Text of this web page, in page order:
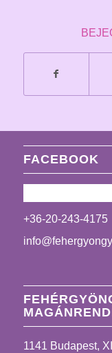
FACEBOOK
+36-20-243-4175
1141 Budapest,